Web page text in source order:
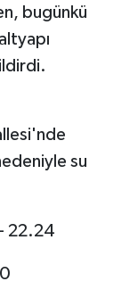
bugünkü
su
22.24